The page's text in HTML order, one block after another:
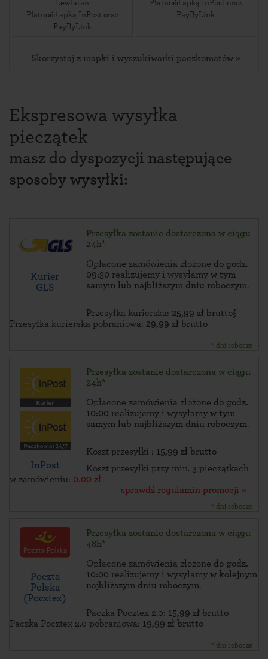
Lewiatan
Płatność apką InPost oraz
PayByLink
Płatność apką InPost oraz
PayByLink
Skorzystaj z mapki i wyszukiwarki paczkomatów »
Ekspresowa wysyłka
pieczątek
masz do dyspozycji następujące
sposoby wysyłki:
Kurier
GLS
Przesyłka zostanie dostarczona w ciągu
24h*
Opłacone zamówienia złożone do godz.
09:30 realizujemy i wysyłamy w tym
samym lub najbliższym dniu roboczym.
Przesyłka kurierska: 25,99 zł brutto}
Przesyłka kurierska pobraniowa: 29,99 zł brutto
* dni robocze
InPost
Przesyłka zostanie dostarczona w ciągu
24h*
Opłacone zamówienia złożone do godz.
10:00 realizujemy i wysyłamy w tym
samym lub najbliższym dniu roboczym.
Koszt przesyłki : 15,99 zł brutto
Koszt przesyłki przy min. 3 pieczątkach
w zamówieniu: 0.00 zł
sprawdź regulamin promocji »
* dni robocze
Poczta
Polska
(Pocztex)
Przesyłka zostanie dostarczona w ciągu
48h*
Opłacone zamówienia złożone do godz.
10:00 realizujemy i wysyłamy w kolejnym
najbliższym dniu roboczym.
Paczka Pocztex 2.0: 15,99 zł brutto
Paczka Pocztex 2.0 pobraniowa: 19,99 zł brutto
* dni robocze